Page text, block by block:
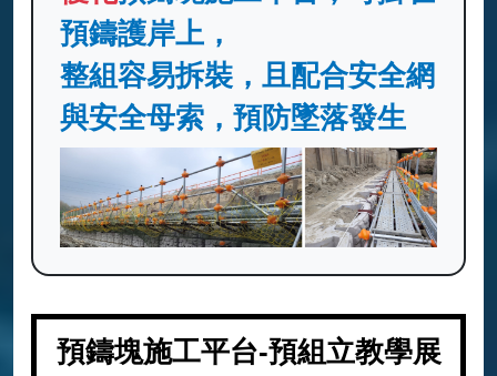
預鑄護岸上，
整組容易拆裝，且配合安全網
與安全母索，預防墜落發生
預鑄塊施工平台-預組立教學展